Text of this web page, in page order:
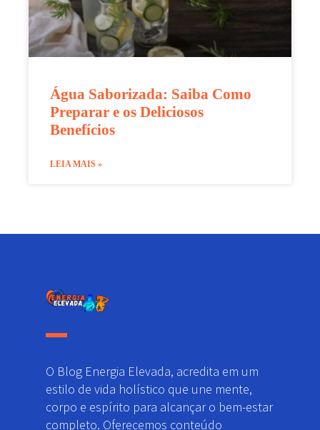
Água Saborizada: Saiba Como
Preparar e os Deliciosos
Benefícios
LEIA MAIS »
O Blog Energia Elevada, acredita em um
estilo de vida holístico que une mente,
corpo e espírito para alcançar o bem-estar
completo. Oferecemos conteúdo